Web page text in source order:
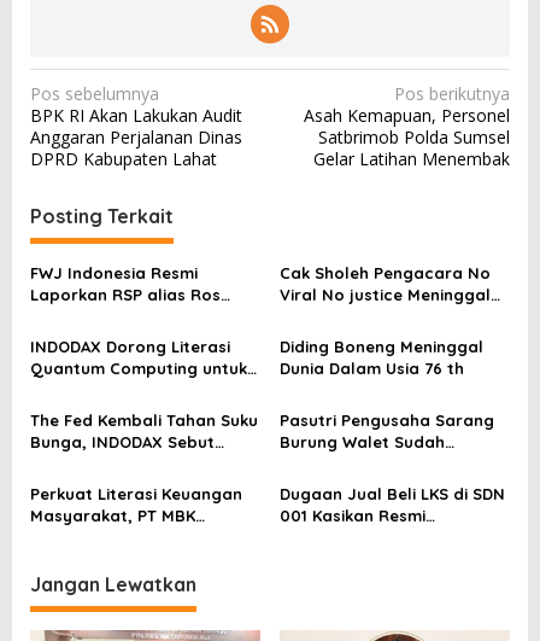
N
a
v
g
a
s
p
s
Pos sebelumnya
BPK RI Akan Lakukan Audit
Anggaran Perjalanan Dinas
DPRD Kabupaten Lahat
Pos berikutnya
Asah Kemapuan, Personel
Satbrimob Polda Sumsel
Gelar Latihan Menembak
Posting Terkait
FWJ Indonesia Resmi
Laporkan RSP alias Ros
Cak Sholeh Pengacara No
Viral No justice Meninggal
INDODAX Dorong Literasi
Quantum Computing untuk
Blockchain
Diding Boneng Meninggal
Dunia Dalam Usia 76 th
The Fed Kembali Tahan Suku
Bunga, INDODAX Sebut
Sentimen Pasar
Pasutri Pengusaha Sarang
Burung Walet Sudah
Pelapor Desak Polda Jambi
Segera Lakukan Penahanan
Perkuat Literasi Keuangan
Masyarakat, PT MBK
Dugaan Jual Beli LKS di SDN
001 Kasikan Resmi
Jangan Lewatkan